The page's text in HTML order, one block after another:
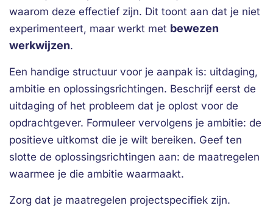
waarom deze effectief zijn. Dit toont aan dat je niet
experimenteert, maar werkt met bewezen
werkwijzen.
Een handige structuur voor je aanpak is: uitdaging,
ambitie en oplossingsrichtingen. Beschrijf eerst de
uitdaging of het probleem dat je oplost voor de
opdrachtgever. Formuleer vervolgens je ambitie: de
positieve uitkomst die je wilt bereiken. Geef ten
slotte de oplossingsrichtingen aan: de maatregelen
waarmee je die ambitie waarmaakt.
Zorg dat je maatregelen projectspecifiek zijn.